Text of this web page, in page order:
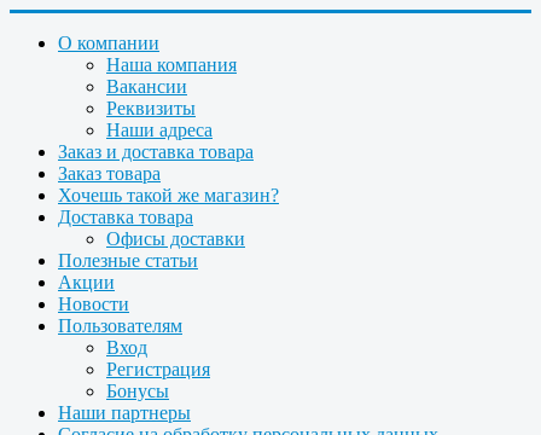
О компании
Наша компания
Вакансии
Реквизиты
Наши адреса
Заказ и доставка товара
Заказ товара
Хочешь такой же магазин?
Доставка товара
Офисы доставки
Полезные статьи
Акции
Новости
Пользователям
Вход
Регистрация
Бонусы
Наши партнеры